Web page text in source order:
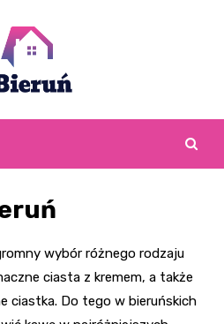
wybór różnego rodzaju
ciasta z kremem, a także
ciastka. Do tego w bieruńskich